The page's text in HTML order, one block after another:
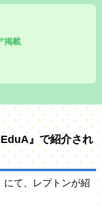
掲載
』で紹介され
にて、レプトンが紹